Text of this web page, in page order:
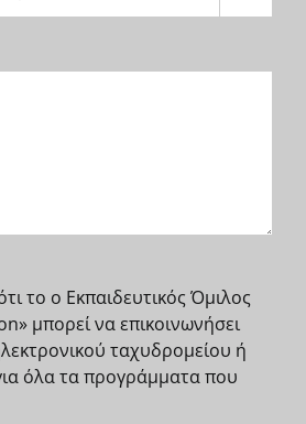
το o Εκπαιδευτικός Όμιλος
μπορεί να επικοινωνήσει
ταχυδρομείου ή
όλα τα προγράμματα που